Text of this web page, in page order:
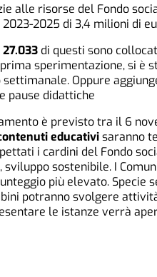
alle risorse del Fondo
2025 di 3,4 milioni di
27.033 di questi sono
sperimentazione, si è
Oppure
pause didattiche
è previsto tra il 6
educativisaranno
i cardini del Fondo
sostenibile. I
più elevato. Specie
potranno svolgere
le istanze verrà